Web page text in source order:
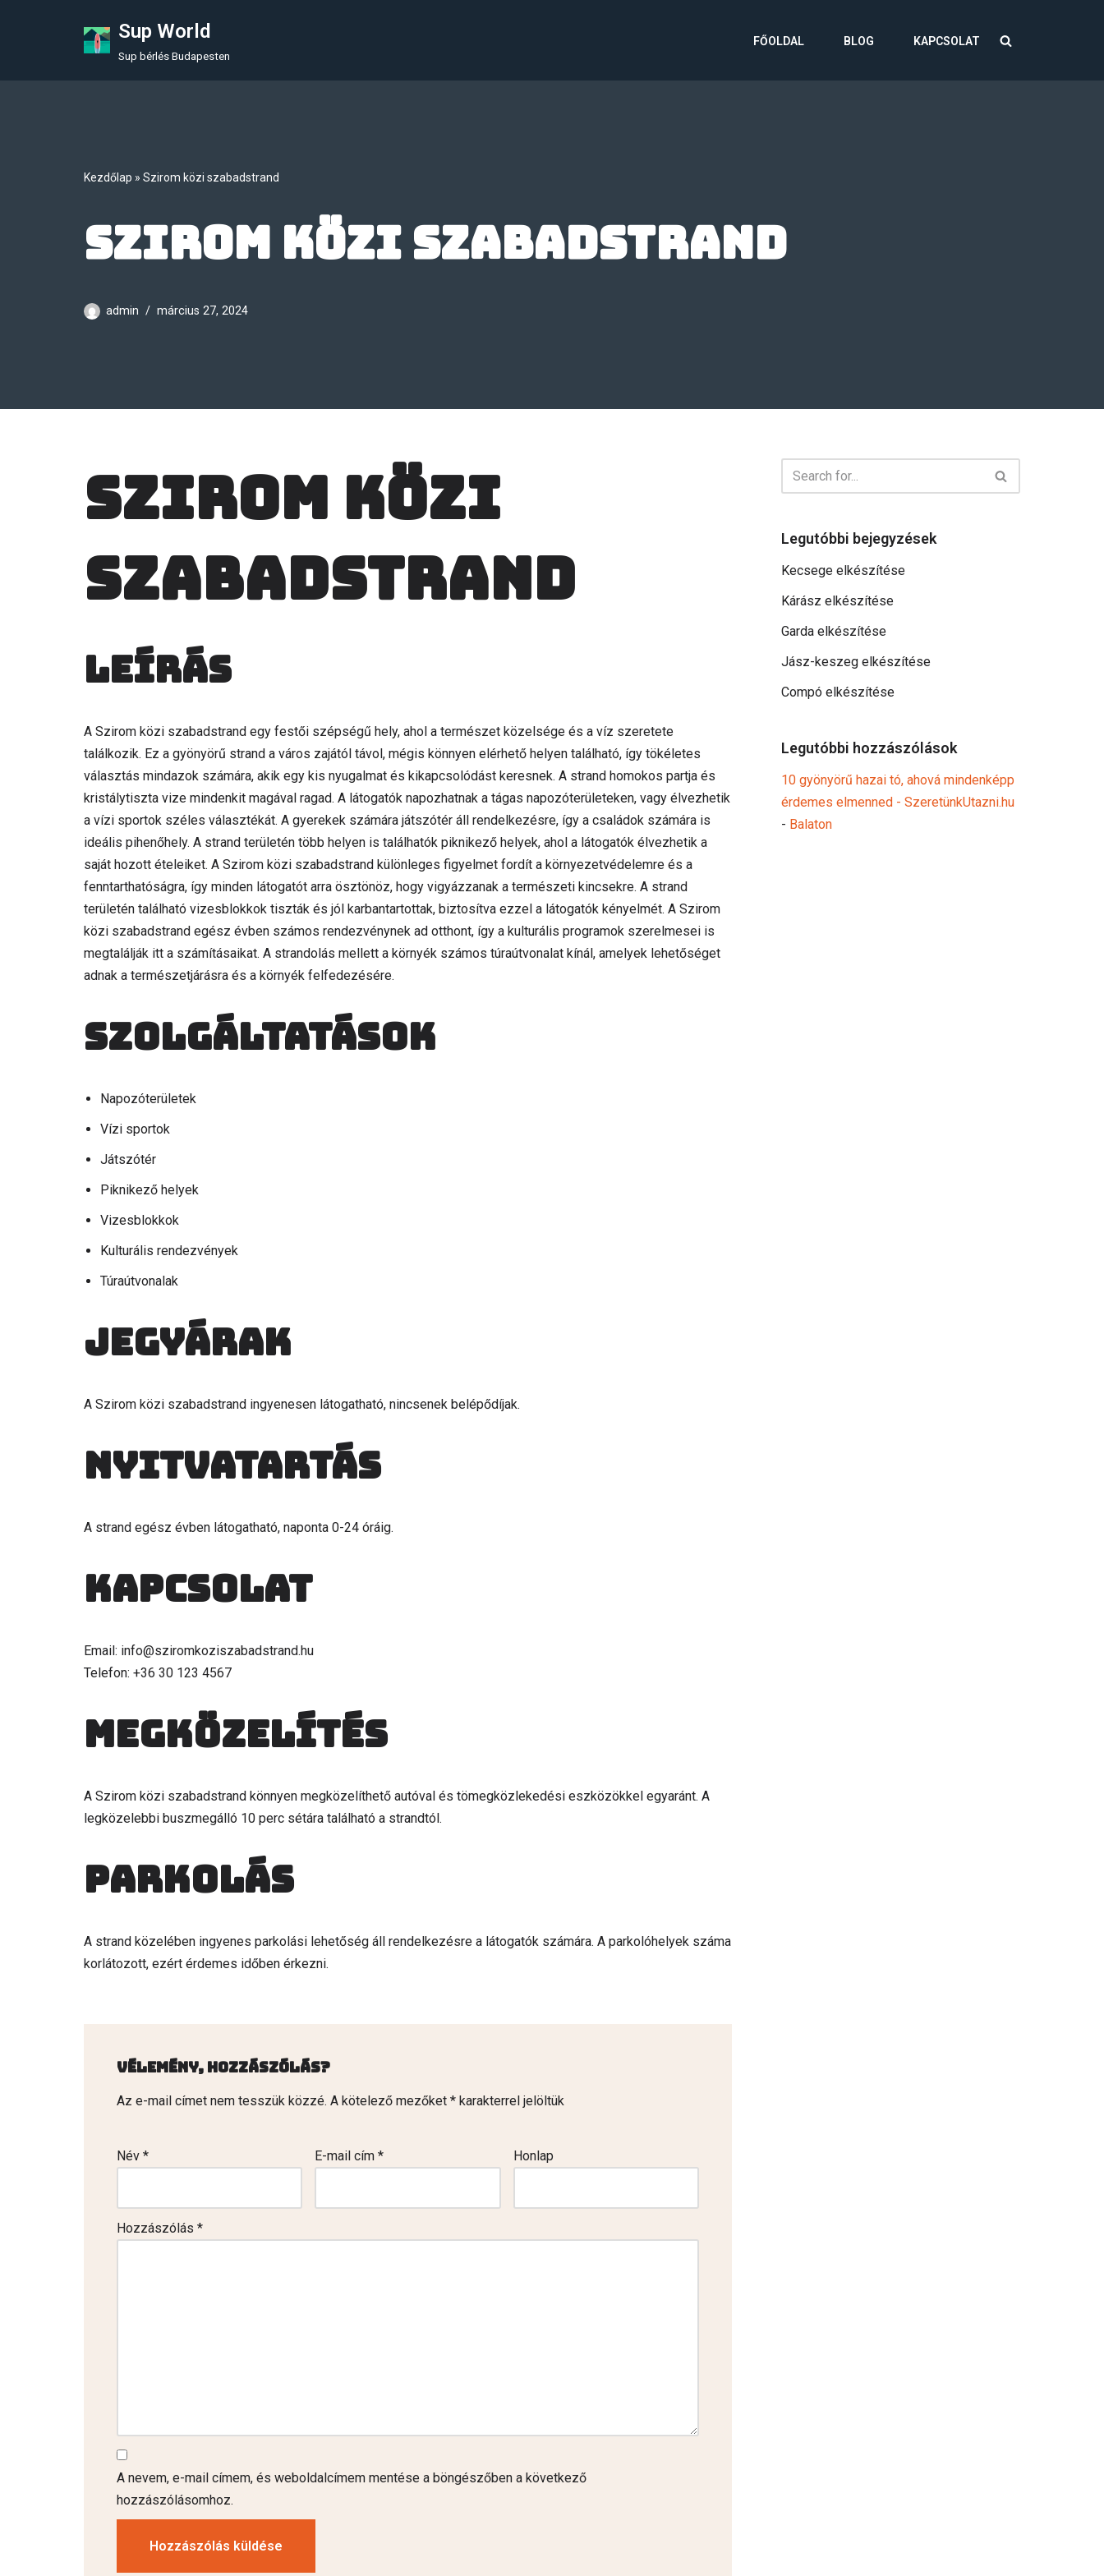
Sup World
Sup bérlés Budapesten
FŐOLDAL BLOG KAPCSOLAT
Kezdőlap » Szirom közi szabadstrand
Szirom közi szabadstrand
admin március 27, 2024
Szirom közi
szabadstrand
Leírás
A Szirom közi szabadstrand egy festői szépségű hely, ahol a természet közelsége és a víz szeretete
találkozik. Ez a gyönyörű strand a város zajától távol, mégis könnyen elérhető helyen található, így tökéletes
választás mindazok számára, akik egy kis nyugalmat és kikapcsolódást keresnek. A strand homokos partja és
kristálytiszta vize mindenkit magával ragad. A látogatók napozhatnak a tágas napozóterületeken, vagy élvezhetik
a vízi sportok széles választékát. A gyerekek számára játszótér áll rendelkezésre, így a családok számára is
ideális pihenőhely. A strand területén több helyen is találhatók piknikező helyek, ahol a látogatók élvezhetik a
saját hozott ételeiket. A Szirom közi szabadstrand különleges figyelmet fordít a környezetvédelemre és a
fenntarthatóságra, így minden látogatót arra ösztönöz, hogy vigyázzanak a természeti kincsekre. A strand
területén található vizesblokkok tiszták és jól karbantartottak, biztosítva ezzel a látogatók kényelmét. A Szirom
közi szabadstrand egész évben számos rendezvénynek ad otthont, így a kulturális programok szerelmesei is
megtalálják itt a számításaikat. A strandolás mellett a környék számos túraútvonalat kínál, amelyek lehetőséget
adnak a természetjárásra és a környék felfedezésére.
Szolgáltatások
Napozóterületek
Vízi sportok
Játszótér
Piknikező helyek
Vizesblokkok
Kulturális rendezvények
Túraútvonalak
Jegyárak
A Szirom közi szabadstrand ingyenesen látogatható, nincsenek belépődíjak.
Nyitvatartás
A strand egész évben látogatható, naponta 0-24 óráig.
Kapcsolat
Email: info@sziromkoziszabadstrand.hu
Telefon: +36 30 123 4567
Megközelítés
A Szirom közi szabadstrand könnyen megközelíthető autóval és tömegközlekedési eszközökkel egyaránt. A
legközelebbi buszmegálló 10 perc sétára található a strandtól.
Parkolás
A strand közelében ingyenes parkolási lehetőség áll rendelkezésre a látogatók számára. A parkolóhelyek száma
korlátozott, ezért érdemes időben érkezni.
Vélemény, hozzászólás?
Az e-mail címet nem tesszük közzé. A kötelező mezőket * karakterrel jelöltük
Név * E-mail cím* Honlap
Hozzászólás *
A nevem, e-mail címem, és weboldalcímem mentése a böngészőben a következő
hozzászólásomhoz.
Legutóbbi bejegyzések
Kecsege elkészítése
Kárász elkészítése
Garda elkészítése
Jász-keszeg elkészítése
Compó elkészítése
Legutóbbi hozzászólások
10 gyönyörű hazai tó, ahová mindenképp
érdemes elmenned - SzeretünkUtazni.hu
- Balaton